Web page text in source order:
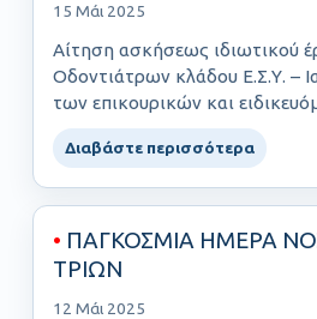
15 Μάι 2025
Αίτηση ασκήσεως ιδιωτικού
Οδοντιάτρων κλάδου Ε.Σ.Υ. –
των επικουρικών και
Διαβάστε περισσότερα
• ΠΑΓΚΟΣΜΙΑ ΗΜΕΡΑ
ΤΡΙΩΝ
12 Μάι 2025